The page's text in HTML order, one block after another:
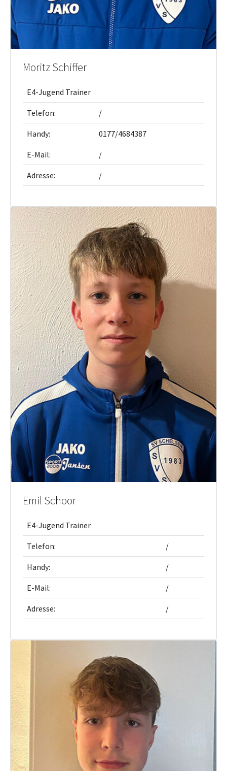
Moritz Schiffer
E4-Jugend Trainer
Telefon: /
Handy: 0177/4684387
E-Mail: /
Adresse: /
Emil Schoor
E4-Jugend Trainer
Telefon: /
Handy: /
E-Mail: /
Adresse: /